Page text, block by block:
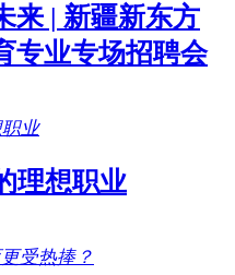
来 | 新疆新东方
专业专场招聘会
理想职业